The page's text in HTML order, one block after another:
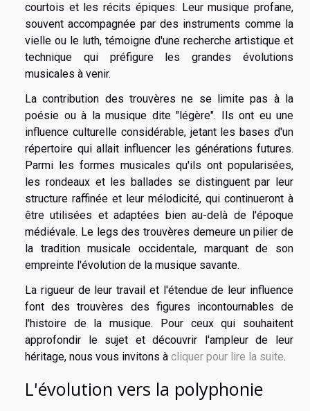
courtois et les récits épiques. Leur musique profane,
souvent accompagnée par des instruments comme la
vielle ou le luth, témoigne d'une recherche artistique et
technique qui préfigure les grandes évolutions
musicales à venir.
La contribution des trouvères ne se limite pas à la
poésie ou à la musique dite "légère". Ils ont eu une
influence culturelle considérable, jetant les bases d'un
répertoire qui allait influencer les générations futures.
Parmi les formes musicales qu'ils ont popularisées,
les rondeaux et les ballades se distinguent par leur
structure raffinée et leur mélodicité, qui continueront à
être utilisées et adaptées bien au-delà de l'époque
médiévale. Le legs des trouvères demeure un pilier de
la tradition musicale occidentale, marquant de son
empreinte l'évolution de la musique savante.
La rigueur de leur travail et l'étendue de leur influence
font des trouvères des figures incontournables de
l'histoire de la musique. Pour ceux qui souhaitent
approfondir le sujet et découvrir l'ampleur de leur
héritage, nous vous invitons à cliquer pour lire la suite.
L'évolution vers la polyphonie